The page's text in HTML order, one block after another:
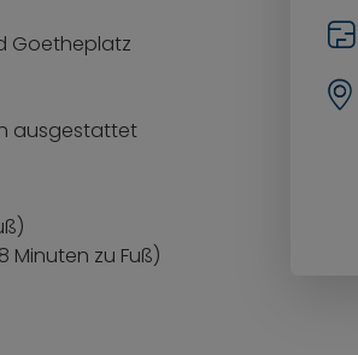
Goetheplatz
ausgestattet
Minuten zu Fuß)